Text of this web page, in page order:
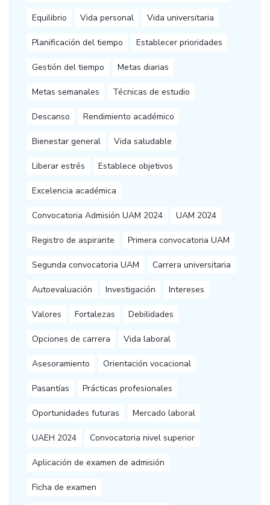
Equilibrio Vida personal Vida universitaria
Planificación del tiempo Establecer prioridades
Gestión del tiempo Metas diarias
Metas semanales Técnicas de estudio
Descanso Rendimiento académico
Bienestar general Vida saludable
Liberar estrés Establece objetivos
Excelencia académica
Convocatoria Admisión UAM 2024 UAM 2024
Registro de aspirante Primera convocatoria UAM
Segunda convocatoria UAM Carrera universitaria
Autoevaluación Investigación Intereses
Valores Fortalezas Debilidades
Opciones de carrera Vida laboral
Asesoramiento Orientación vocacional
Pasantías Prácticas profesionales
Oportunidades futuras Mercado laboral
UAEH 2024 Convocatoria nivel superior
Aplicación de examen de admisión
Ficha de examen